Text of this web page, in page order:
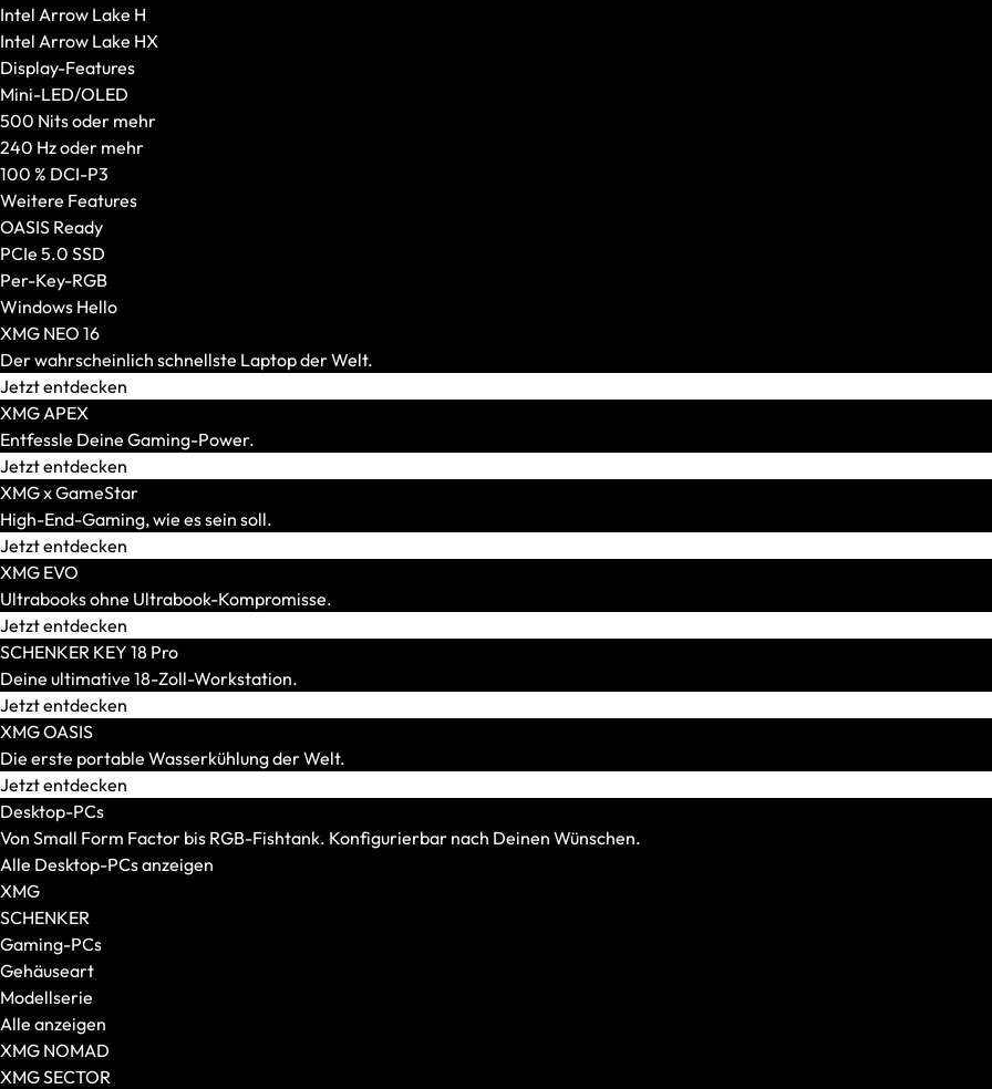
Intel Arrow Lake H
Intel Arrow Lake HX
Display-Features
Mini-LED/OLED
500 Nits oder mehr
240 Hz oder mehr
100 % DCI-P3
Weitere Features
OASIS Ready
PCIe 5.0 SSD
Per-Key-RGB
Windows Hello
XMG NEO 16
Der wahrscheinlich schnellste Laptop der Welt.
Jetzt entdecken
XMG APEX
Entfessle Deine Gaming-Power.
Jetzt entdecken
XMG x GameStar
High-End-Gaming, wie es sein soll.
Jetzt entdecken
XMG EVO
Ultrabooks ohne Ultrabook-Kompromisse.
Jetzt entdecken
SCHENKER KEY 18 Pro
Deine ultimative 18-Zoll-Workstation.
Jetzt entdecken
XMG OASIS
Die erste portable Wasserkühlung der Welt.
Jetzt entdecken
Desktop-PCs
Von Small Form Factor bis RGB-Fishtank. Konfigurierbar nach Deinen Wünschen.
Alle Desktop-PCs anzeigen
XMG
SCHENKER
Gaming-PCs
Gehäuseart
Modellserie
Alle anzeigen
XMG NOMAD
XMG SECTOR
AR-Brillen und Glasses
Alle anzeigen
AR-Headsets
Transport und Zubehör
Alle anzeigen
Transport und Lagerung
Zubehör und Peripherie
VR Ready-Laptops
Alle anzeigen
Marke / Modellserie
Mäuse
Alle anzeigen
Gaming-Mäuse
Kabellose Mäuse
Kabelgebundene Mäuse
Maus-Tastatur-Sets
Mauspads